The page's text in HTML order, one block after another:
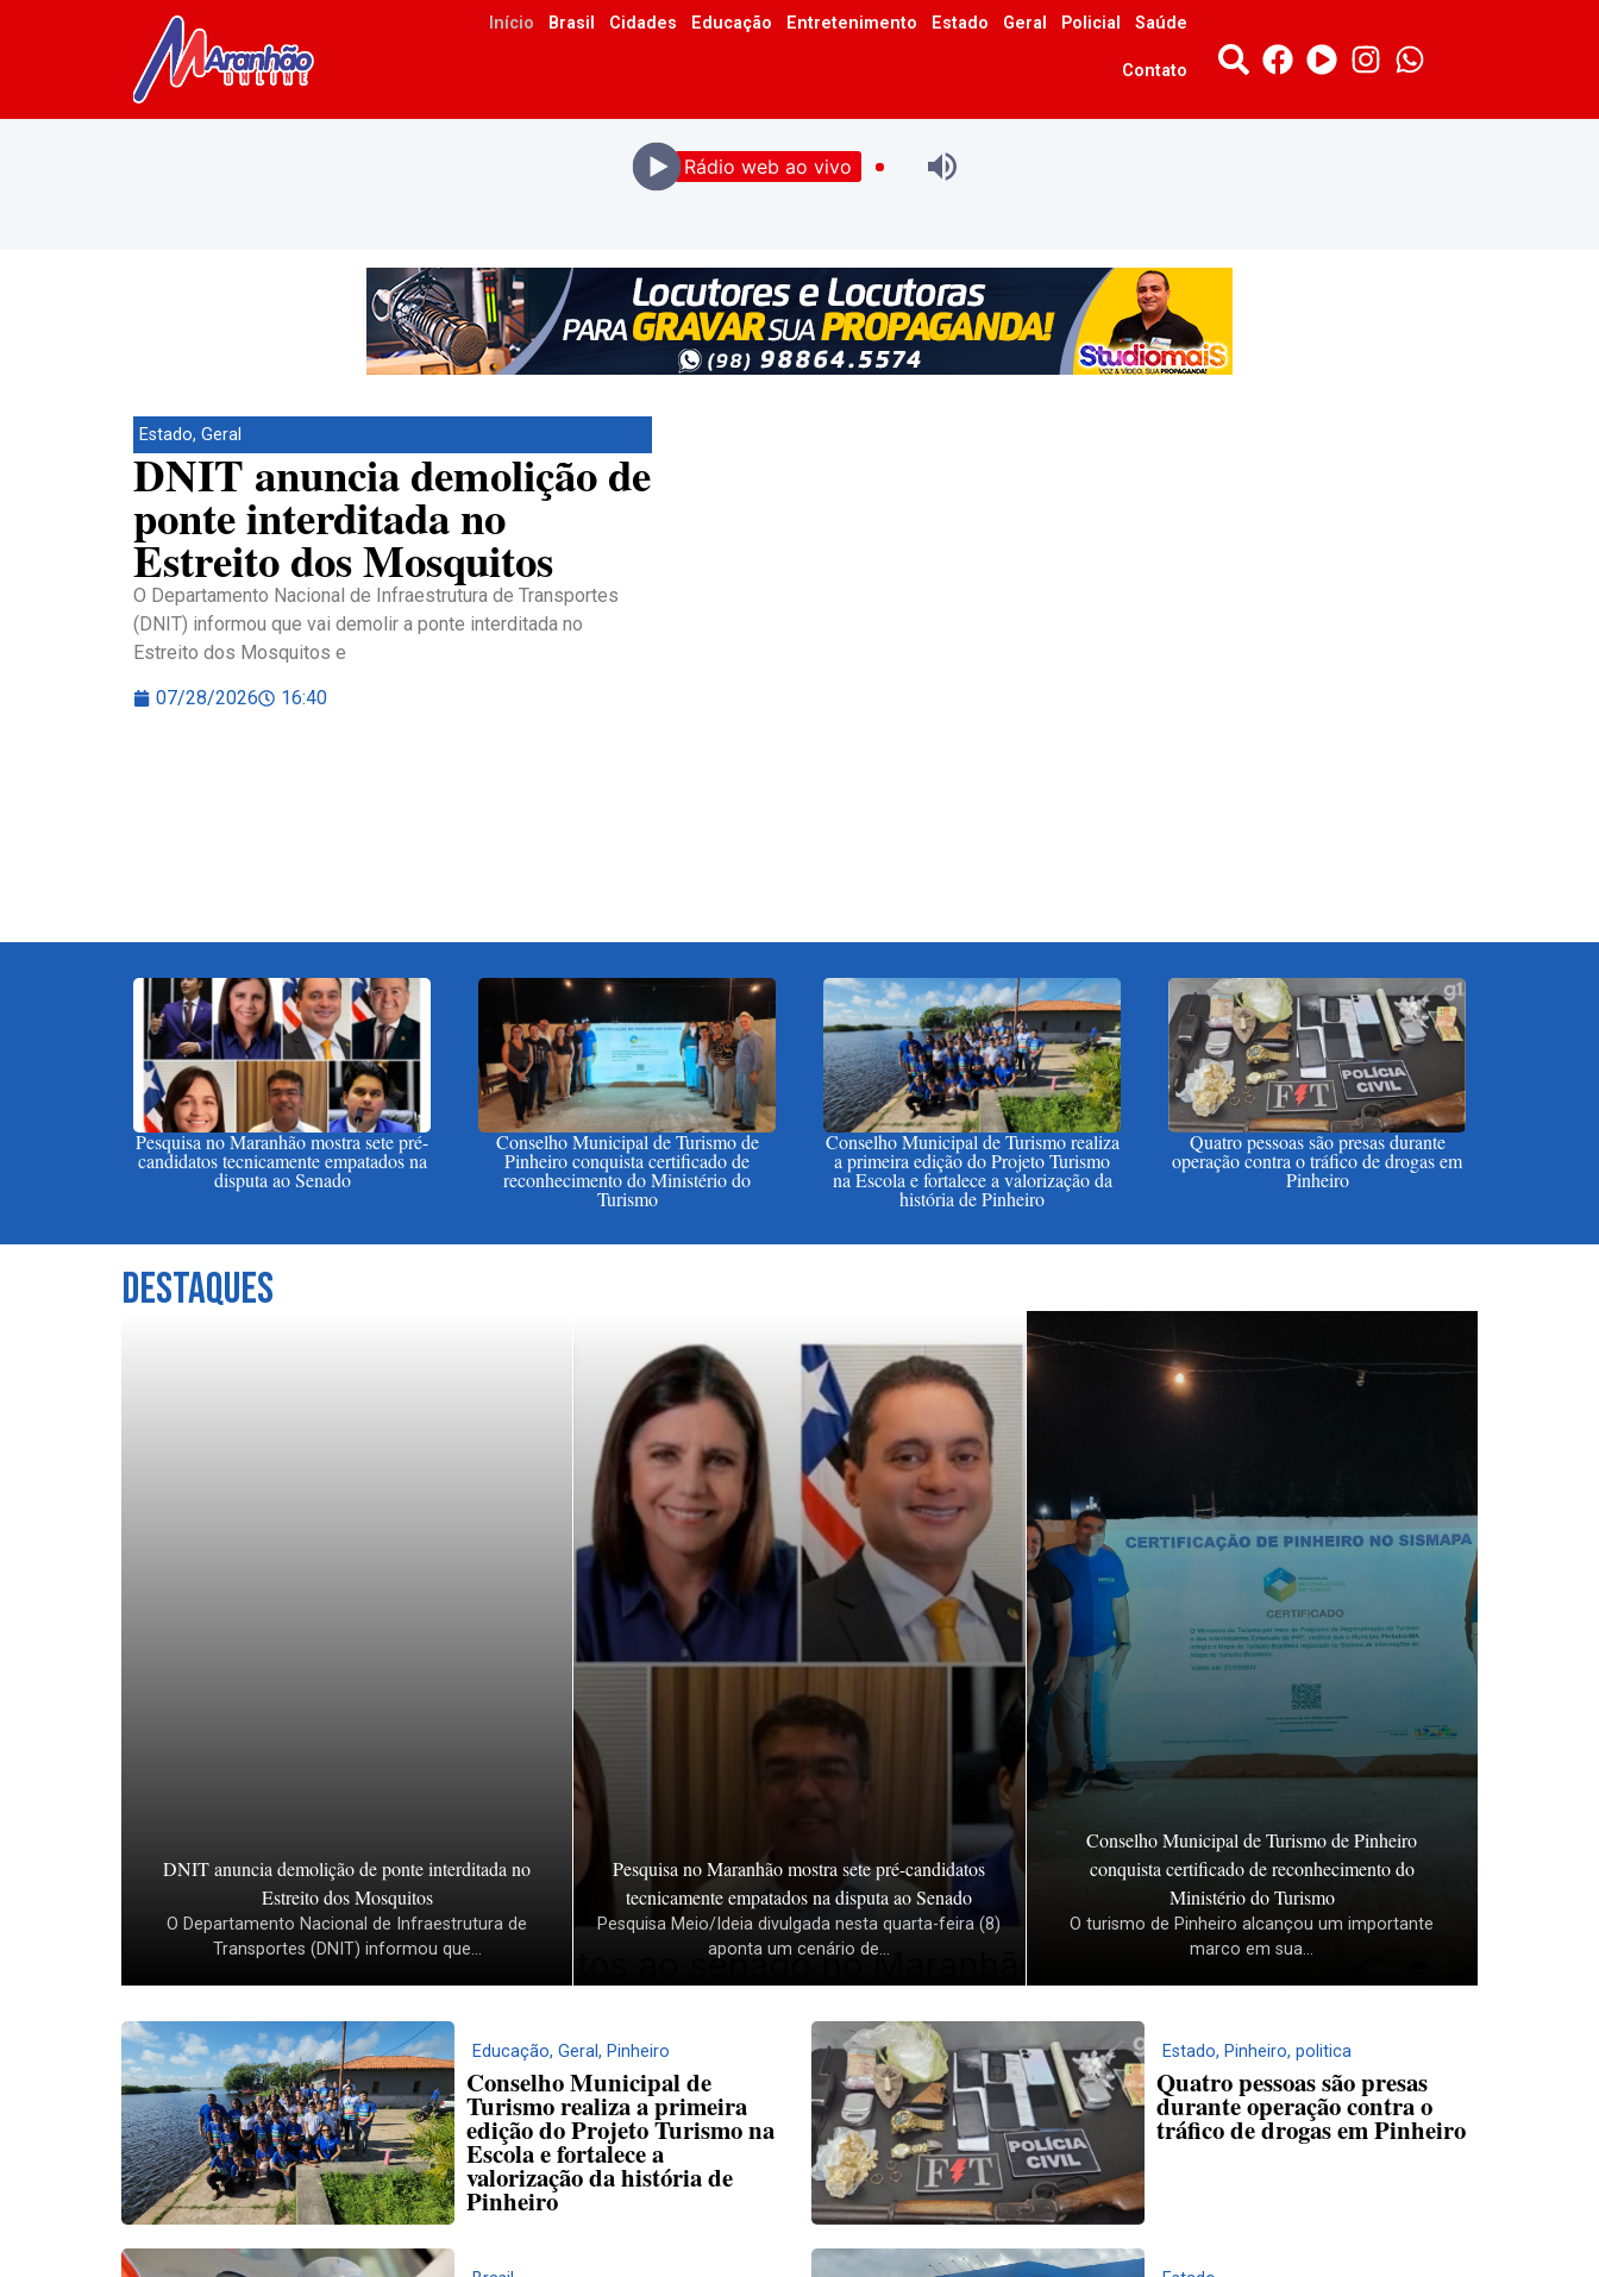
Início Brasil Cidades Educação Entretenimento Estado Geral Policial Saúde
Contato
Rádio web ao vivo
Estado, Geral
DNIT anuncia demolição de
ponte interditada no
Estreito dos Mosquitos
O Departamento Nacional de Infraestrutura de Transportes
(DNIT) informou que vai demolir a ponte interditada no
Estreito dos Mosquitos e
07/28/2026 16:40
Pesquisa no Maranhão mostra sete pré-
candidatos tecnicamente empatados na
disputa ao Senado
Conselho Municipal de Turismo de
Pinheiro conquista certificado de
reconhecimento do Ministério do
Turismo
Conselho Municipal de Turismo realiza
a primeira edição do Projeto Turismo
na Escola e fortalece a valorização da
história de Pinheiro
Quatro pessoas são presas durante
operação contra o tráfico de drogas em
Pinheiro
Destaques
DNIT anuncia demolição de ponte interditada no
Estreito dos Mosquitos
O Departamento Nacional de Infraestrutura de
Transportes (DNIT) informou que...
Pesquisa no Maranhão mostra sete pré-candidatos
tecnicamente empatados na disputa ao Senado
Pesquisa Meio/Ideia divulgada nesta quarta-feira (8)
aponta um cenário de...
Conselho Municipal de Turismo de Pinheiro
conquista certificado de reconhecimento do
Ministério do Turismo
O turismo de Pinheiro alcançou um importante
marco em sua...
Educação, Geral, Pinheiro
Conselho Municipal de
Turismo realiza a primeira
edição do Projeto Turismo na
Escola e fortalece a
valorização da história de
Pinheiro
Estado, Pinheiro, politica
Quatro pessoas são presas
durante operação contra o
tráfico de drogas em Pinheiro